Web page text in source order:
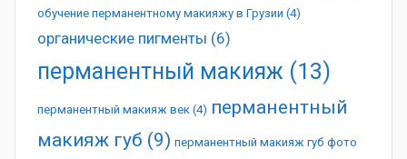
обучение перманентному макияжу в Грузии (4)
органические пигменты (6)
перманентный макияж (13)
перманентный макияж век (4) перманентный
макияж губ (9) перманентный макияж губ фото